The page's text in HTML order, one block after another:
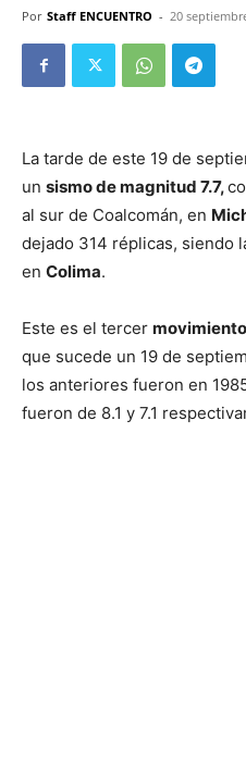
Por Staff ENCUENTRO - 20
La tarde de este 19 de
un sismo de magnitud 7.7,
al sur de Coalcomán, en
dejado 314 réplicas, siendo
en Colima.
Este es el tercer
que sucede un 19 de
los anteriores fueron en
fueron de 8.1 y 7.1